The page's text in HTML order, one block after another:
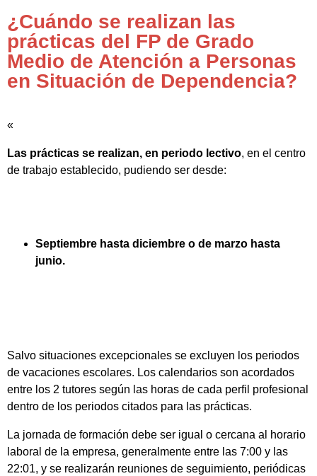
¿Cuándo se realizan las
prácticas del FP de Grado
Medio de Atención a Personas
en Situación de Dependencia?
«
Las prácticas se realizan, en periodo lectivo, en el centro
de trabajo establecido, pudiendo ser desde:
Septiembre hasta diciembre o de marzo hasta
junio.
Salvo situaciones excepcionales se excluyen los periodos
de vacaciones escolares. Los calendarios son acordados
entre los 2 tutores según las horas de cada perfil profesional
dentro de los periodos citados para las prácticas.
La jornada de formación debe ser igual o cercana al horario
laboral de la empresa, generalmente entre las 7:00 y las
22:01, y se realizarán reuniones de seguimiento, periódicas